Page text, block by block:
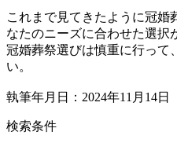
これまで見てきたように冠婚
なたのニーズに合わせた選択
冠婚葬祭選びは慎重に行って
い。
執筆年月日：2024年11月14日
検索条件